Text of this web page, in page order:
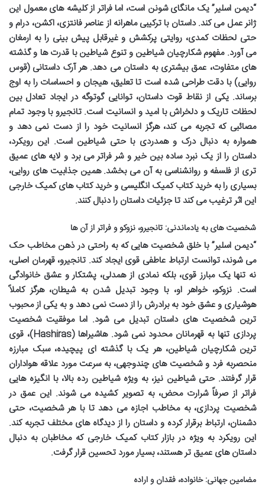
“دیمن اسلیر” یک مانگای شونن است، اما فراتر از کلیشه های معمول این
ژانر عمل می کند. داستان با ترکیبی ماهرانه از عناصر فانتزی، اکشن، درام و
حتی لحظات کمدی، روایتی پرکشش و غیرقابل پیش بینی را به ارمغان
می آورد. مفهوم شکارچیان شیاطین و تنوع شیاطین با قدرت ها و گذشته
های متفاوت، عمق بیشتری به داستان می دهد. هر آرک داستانی (قوس
روایی) با دقت طراحی شده است تا تعلیق، هیجان و احساسات را به اوج
برساند. یکی از نقاط قوت داستان، توانایی گوتوگه در ایجاد تعادل بین
لحظات تاریک و دلخراش با امید و انسانیت است. تانجیرو با وجود تمام
مصائبی که تجربه می کند، هرگز انسانیت خود را از دست نمی دهد و
همواره به دنبال درک و همدردی با حتی شیاطین است. این رویکرد،
داستان را از یک نبرد ساده بین خیر و شر فراتر می برد و لایه های عمیق
تری از فلسفه و روانشناسی به آن می بخشد. همین جذابیت های روایی،
بسیاری را بهخرید کتاب کمیک انگلیسی وخرید کتاب های کمیک خارجی
این اثر ترغیب می کند تا جزئیات داستان را دنبال کنند.
شخصیت های به یادماندنی: تانجیرو، نزوکو و فراتر از آن ها
“دیمن اسلیر” با خلق شخصیت هایی که به راحتی در ذهن مخاطب حک
می شوند، توانست ارتباط عاطفی قوی ایجاد کند. تانجیرو، قهرمان اصلی،
نه تنها یک مبارز قوی، بلکه نمادی از همدلی، پشتکار و عشق خانوادگی
است. نزوکو، خواهر او، با وجود تبدیل شدن به شیطان، هرگز کاملاً
هوشیاری و عشق خود به برادرش را از دست نمی دهد و به یکی از محبوب
ترین شخصیت های داستان تبدیل می شود. اما موفقیت شخصیت
پردازی تنها به قهرمانان محدود نمی شود. هاشیراها (Hashiras)، قوی
ترین شکارچیان شیاطین، هر یک با گذشته ای پیچیده، سبک مبارزه
منحصربه فرد و شخصیت های چندوجهی، به سرعت مورد علاقه هواداران
قرار گرفتند. حتی شیاطین نیز، به ویژه شیاطین رده بالا، با انگیزه هایی
فراتر از صرفاً شرارت محض، به تصویر کشیده می شوند. این عمق در
شخصیت پردازی، به مخاطب اجازه می دهد تا با هر شخصیت، حتی
دشمنان، ارتباط برقرار کرده و داستان را از دیدگاه های مختلف تجربه کند.
این رویکرد به ویژه در بازارکتاب کمیک خارجی که مخاطبان به دنبال
داستان های عمیق تر هستند، بسیار مورد تحسین قرار گرفت.
مضامین جهانی: خانواده، فقدان و اراده